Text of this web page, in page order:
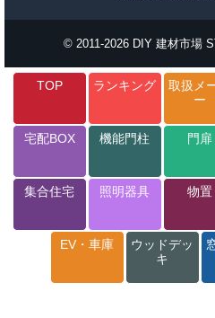
© 2011-2026 DIY 建材市場
TOP ランキング
取扱メ
ー
宅配BOX 機能門柱 門扉
集合住宅 照明器具 物置
EV・車庫
ウッドデッ
キ